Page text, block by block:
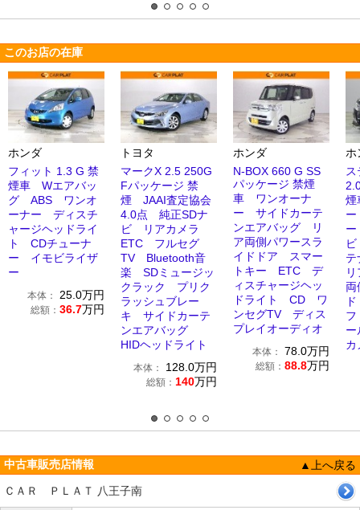
このお店の在庫
ホンダ
フィット 1.3 G 禁
煙車 Wエアバッ
グ ABS ワンオ
ーナー ディスチ
ャージヘッドライ
ト CDチューナ
ー イモビライザ
ー
本体： 25.0万円
総額： 36.7万円
トヨタ
マークX 2.5 250G
Fパッケージ 禁
煙 JAAI査定協会
4.0点 純正SDナ
ビ リアカメラ
ETC フルセグ
TV Bluetooth音
楽 SDミュージッ
クラック プリク
ラッシュブレー
キ サイドカーテ
ンエアバッグ
HIDヘッドライト
本体： 128.0万円
総額： 140万円
ホンダ
N-BOX 660 G SS
パッケージ 禁煙
車 ワンオーナ
ー サイドカーテ
ンエアバッグ リ
ア両側パワースラ
イドドア スマー
トキー ETC デ
ィスチャージヘッ
ドライト CD ワ
ンセグTV ディス
プレイオーディオ
本体： 78.0万円
総額： 88.8万円
ホ
煙
両
カ
中古車販売店情報
▲上へ戻る
ＣＡＲ ＰＬＡＴ 八王子南